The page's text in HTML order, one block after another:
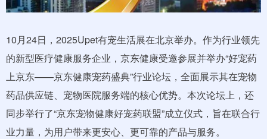
10月24日，2025Upet有宠生活展在北京举办。作为行业领先
的新型医疗健康服务企业，京东健康受邀参展并举办“好宠药
上京东——京东健康宠药盛典”行业论坛，全面展示其在宠物
药品供应链、宠物医院服务端的核心优势。本次论坛上，还
同步举行了“京东宠物健康好宠药联盟”成立仪式，旨在联合行
业力量，为用户带来更安心、更可靠的产品与服务。